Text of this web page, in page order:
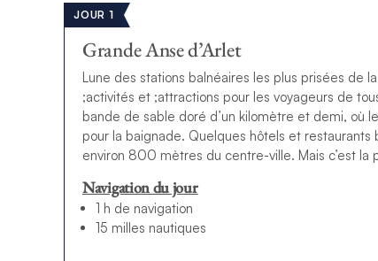
JOUR 1
Grande Anse d’Arlet
Lune des stations balnéaires les plus prisées de
;activités et ;attractions pour les voyageurs de
bande de sable doré d’un kilomètre et demi, où
pour la baignade. Quelques hôtels et
environ 800 mètres du centre-ville. Mais c’est la
Navigation du jour
1 h de navigation
15 milles nautiques